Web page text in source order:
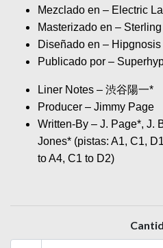
Mezclado en – Electric
Masterizado en –
Diseñado en – Hipgnosis
Publicado por –
Liner Notes – 渋谷陽一*
Producer – Jimmy Page
Written-By – J. Page*, J.
Jones* (pistas: A1, C1,
to A4, C1 to D2)